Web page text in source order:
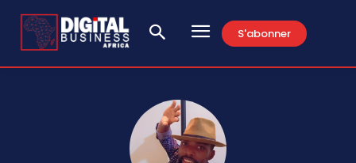
S'abonner